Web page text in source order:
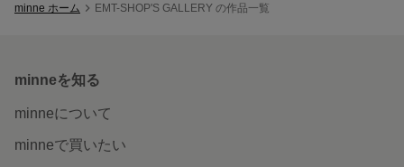
minne ホーム EMT-SHOP'S GALLERY の作品一覧
minneを知る
minneについて
minneで買いたい